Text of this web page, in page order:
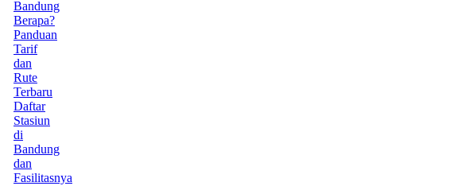
Bandung
Berapa?
Panduan
Tarif
dan
Rute
Terbaru
Daftar
Stasiun
di
Bandung
dan
Fasilitasnya